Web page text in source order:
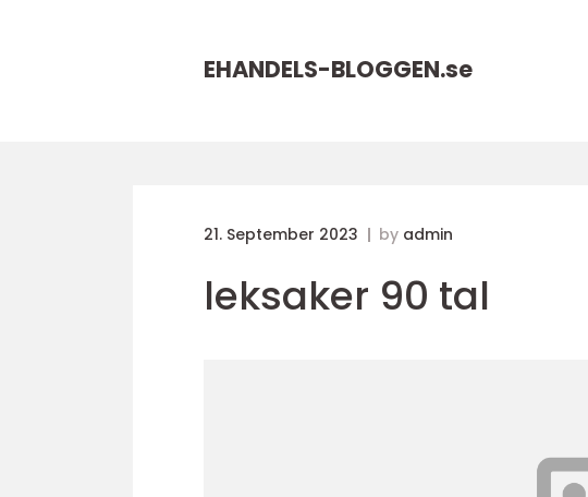
EHANDELS-BLOGGEN.se
21. September 2023 by admin
leksaker 90 tal